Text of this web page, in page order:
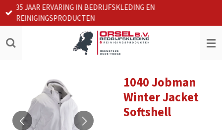
Ga
direct
de
35 JAAR ERVARING IN BEDRIJFSKLEDING EN
REINIGINGSPRODUCTEN
1040 Jobman
Winter Jacket
Softshell